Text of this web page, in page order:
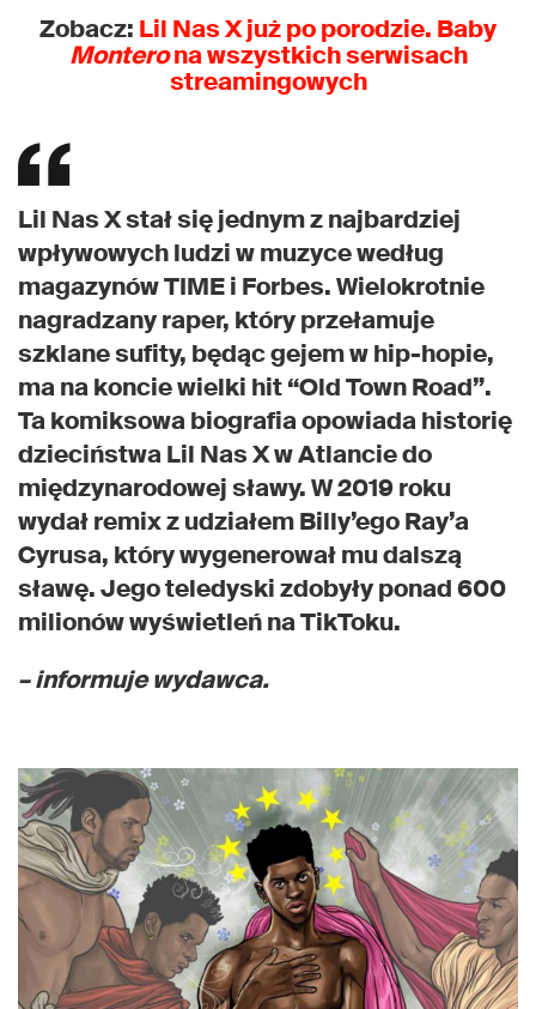
Zobacz: Lil Nas X już po porodzie. Baby
Monterona wszystkich serwisach
streamingowych
Lil Nas X stał się jednym z najbardziej
wpływowych ludzi w muzyce według
magazynów TIME i Forbes. Wielokrotnie
nagradzany raper, który przełamuje
szklane sufity, będąc gejem w hip-hopie,
ma na koncie wielki hit “Old Town Road”.
Ta komiksowa biografia opowiada historię
dzieciństwa Lil Nas X w Atlancie do
międzynarodowej sławy. W 2019 roku
wydał remix z udziałem Billy’ego Ray’a
Cyrusa, który wygenerował mu dalszą
sławę. Jego teledyski zdobyły ponad 600
milionów wyświetleń na TikToku.
– informuje wydawca.